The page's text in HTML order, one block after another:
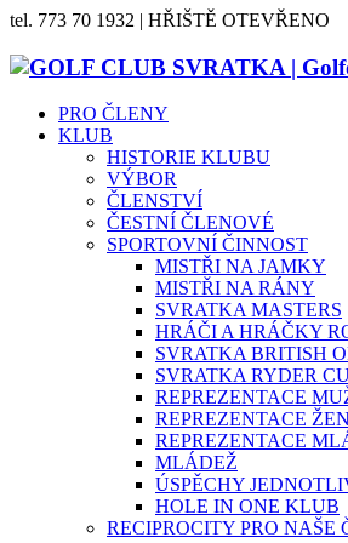
tel. 773 70 1932 | HŘIŠTĚ OTEVŘENO
PRO ČLENY
KLUB
HISTORIE KLUBU
VÝBOR
ČLENSTVÍ
ČESTNÍ ČLENOVÉ
SPORTOVNÍ ČINNOST
MISTŘI NA JAMKY
MISTŘI NA RÁNY
SVRATKA MASTERS
HRÁČI A HRÁČKY
SVRATKA BRITISH
SVRATKA RYDER
REPREZENTACE
REPREZENTACE ŽEN
REPREZENTACE
MLÁDEŽ
ÚSPĚCHY
HOLE IN ONE KLUB
RECIPROCITY PRO NAŠE